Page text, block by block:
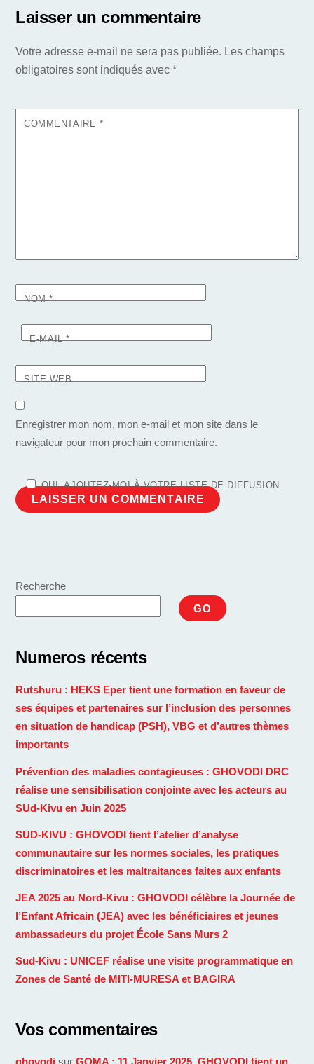
Laisser un commentaire
Votre adresse e-mail ne sera pas publiée. Les champs
obligatoires sont indiqués avec*
COMMENTAIRE *
NOM*
E-MAIL*
SITE WEB
Enregistrer mon nom, mon e-mail et mon site dans le
navigateur pour mon prochain commentaire.
OUI, AJOUTEZ-MOI À VOTRE LISTE DE DIFFUSION.
Recherche
GO
Numeros récents
Rutshuru : HEKS Eper tient une formation en faveur de
ses équipes et partenaires sur l’inclusion des personnes
en situation de handicap (PSH), VBG et d’autres thèmes
importants
Prévention des maladies contagieuses : GHOVODI DRC
réalise une sensibilisation conjointe avec les acteurs au
SUd-Kivu en Juin 2025
SUD-KIVU : GHOVODI tient l’atelier d’analyse
communautaire sur les normes sociales, les pratiques
discriminatoires et les maltraitances faites aux enfants
JEA 2025 au Nord-Kivu : GHOVODI célèbre la Journée de
l’Enfant Africain (JEA) avec les bénéficiaires et jeunes
ambassadeurs du projet École Sans Murs 2
Sud-Kivu : UNICEF réalise une visite programmatique en
Zones de Santé de MITI-MURESA et BAGIRA
Vos commentaires
ghovodi surGOMA : 11 Janvier 2025, GHOVODI tient un